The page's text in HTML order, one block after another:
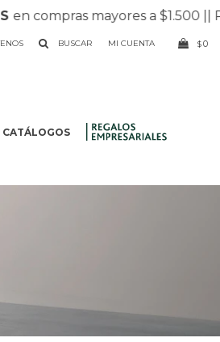
mayores a $1.500 || Recibí
CATÁLOGOS
$0